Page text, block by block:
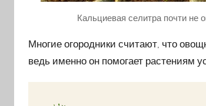
Кальциевая селитра почти не
Многие огородники считают, что
ведь именно он помогает растениям